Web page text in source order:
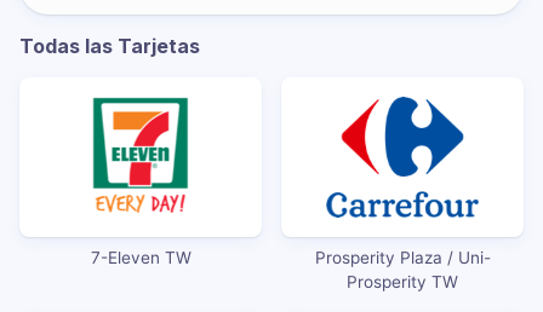
Todas las Tarjetas
7-Eleven TW
Prosperity Plaza / Uni-
Prosperity TW